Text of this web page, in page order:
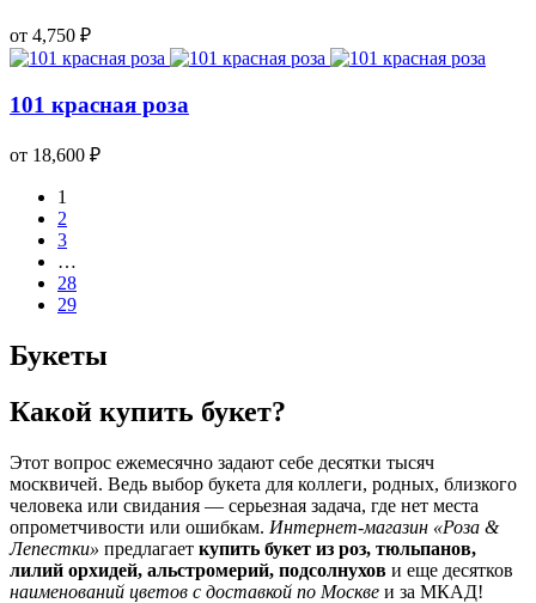
от 4,750 ₽
101 красная роза
от 18,600 ₽
1
2
3
…
28
29
Букеты
Какой купить букет?
Этот вопрос ежемесячно задают себе десятки тысяч
москвичей. Ведь выбор букета для коллеги, родных, близкого
человека или свидания — серьезная задача, где нет места
опрометчивости или ошибкам. Интернет-магазин «Роза &
Лепестки» предлагает купить букет из роз, тюльпанов,
лилий орхидей, альстромерий, подсолнухов и еще десятков
наименований цветов с доставкой по Москве и за МКАД!